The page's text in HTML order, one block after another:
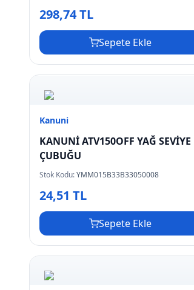
298,74 TL
Sepete Ekle
Kanuni
KANUNİ ATV150OFF YAĞ SEVİYE
ÇUBUĞU
Stok Kodu:YMM015B33B33050008
24,51 TL
Sepete Ekle